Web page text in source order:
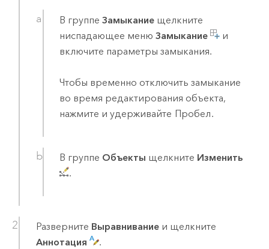
В группеЗамыкание щелкните
ниспадающее менюЗамыкание
и
включите параметры замыкания.
Чтобы временно отключить замыкание
во время редактирования объекта,
нажмите и удерживайте Пробел.
В группе Объекты щелкните Изменить
.
Разверните Выравниваниеи щелкните
Аннотация
.